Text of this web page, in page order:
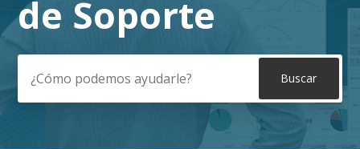
de Soporte